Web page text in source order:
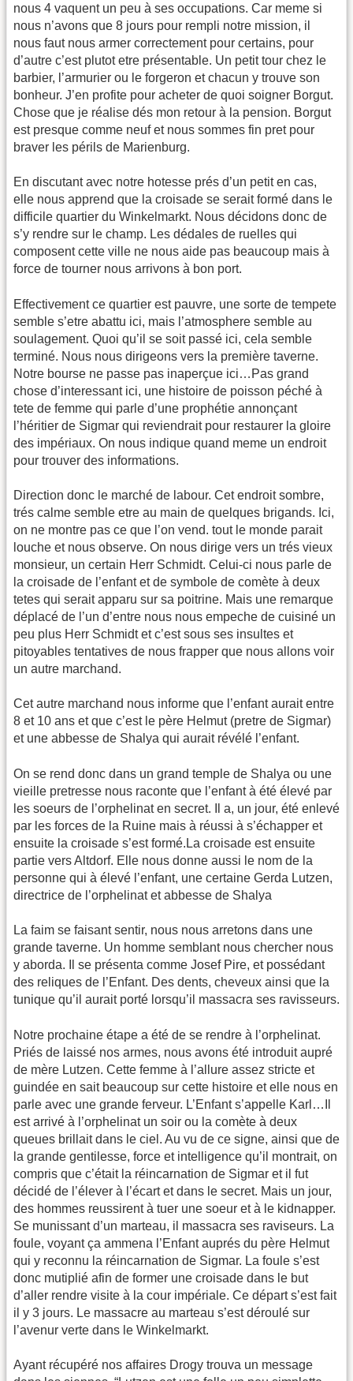
nous 4 vaquent un peu à ses occupations. Car meme si
nous n’avons que 8 jours pour rempli notre mission, il
nous faut nous armer correctement pour certains, pour
d’autre c’est plutot etre présentable. Un petit tour chez le
barbier, l’armurier ou le forgeron et chacun y trouve son
bonheur. J’en profite pour acheter de quoi soigner Borgut.
Chose que je réalise dés mon retour à la pension. Borgut
est presque comme neuf et nous sommes fin pret pour
braver les périls de Marienburg.
En discutant avec notre hotesse prés d’un petit en cas,
elle nous apprend que la croisade se serait formé dans le
difficile quartier du Winkelmarkt. Nous décidons donc de
s’y rendre sur le champ. Les dédales de ruelles qui
composent cette ville ne nous aide pas beaucoup mais à
force de tourner nous arrivons à bon port.
Effectivement ce quartier est pauvre, une sorte de tempete
semble s’etre abattu ici, mais l’atmosphere semble au
soulagement. Quoi qu’il se soit passé ici, cela semble
terminé. Nous nous dirigeons vers la première taverne.
Notre bourse ne passe pas inaperçue ici…Pas grand
chose d’interessant ici, une histoire de poisson péché à
tete de femme qui parle d’une prophétie annonçant
l’héritier de Sigmar qui reviendrait pour restaurer la gloire
des impériaux. On nous indique quand meme un endroit
pour trouver des informations.
Direction donc le marché de labour. Cet endroit sombre,
trés calme semble etre au main de quelques brigands. Ici,
on ne montre pas ce que l’on vend. tout le monde parait
louche et nous observe. On nous dirige vers un trés vieux
monsieur, un certain Herr Schmidt. Celui-ci nous parle de
la croisade de l’enfant et de symbole de comète à deux
tetes qui serait apparu sur sa poitrine. Mais une remarque
déplacé de l’un d’entre nous nous empeche de cuisiné un
peu plus Herr Schmidt et c’est sous ses insultes et
pitoyables tentatives de nous frapper que nous allons voir
un autre marchand.
Cet autre marchand nous informe que l’enfant aurait entre
8 et 10 ans et que c’est le père Helmut (pretre de Sigmar)
et une abbesse de Shalya qui aurait révélé l’enfant.
On se rend donc dans un grand temple de Shalya ou une
vieille pretresse nous raconte que l’enfant à été élevé par
les soeurs de l’orphelinat en secret. Il a, un jour, été enlevé
par les forces de la Ruine mais à réussi à s’échapper et
ensuite la croisade s’est formé.La croisade est ensuite
partie vers Altdorf. Elle nous donne aussi le nom de la
personne qui à élevé l’enfant, une certaine Gerda Lutzen,
directrice de l’orphelinat et abbesse de Shalya
La faim se faisant sentir, nous nous arretons dans une
grande taverne. Un homme semblant nous chercher nous
y aborda. Il se présenta comme Josef Pire, et possédant
des reliques de l’Enfant. Des dents, cheveux ainsi que la
tunique qu’il aurait porté lorsqu’il massacra ses ravisseurs.
Notre prochaine étape a été de se rendre à l’orphelinat.
Priés de laissé nos armes, nous avons été introduit aupré
de mère Lutzen. Cette femme à l’allure assez stricte et
guindée en sait beaucoup sur cette histoire et elle nous en
parle avec une grande ferveur. L’Enfant s’appelle Karl…Il
est arrivé à l’orphelinat un soir ou la comète à deux
queues brillait dans le ciel. Au vu de ce signe, ainsi que de
la grande gentilesse, force et intelligence qu’il montrait, on
compris que c’était la réincarnation de Sigmar et il fut
décidé de l’élever à l’écart et dans le secret. Mais un jour,
des hommes reussirent à tuer une soeur et à le kidnapper.
Se munissant d’un marteau, il massacra ses raviseurs. La
foule, voyant ça ammena l’Enfant auprés du père Helmut
qui y reconnu la réincarnation de Sigmar. La foule s’est
donc mutiplié afin de former une croisade dans le but
d’aller rendre visite à la cour impériale. Ce départ s’est fait
il y 3 jours. Le massacre au marteau s’est déroulé sur
l’avenur verte dans le Winkelmarkt.
Ayant récupéré nos affaires Drogy trouva un message